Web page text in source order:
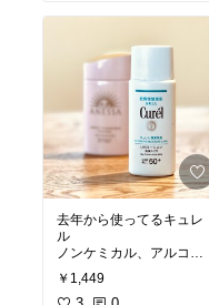
良かったら次はネイビー
など購入予定です
あと20年早くやってれば
もっときれいな肌だった
かも。今年から頑張りま
#オリジナル写真 #日焼け
予防 #日焼け防止 #暑さ
対策
去年から使ってるキュレ
ル
ノンケミカル、アルコー
ルフリーでとにかく肌に
優しいので毎日使うのに
￥1,449